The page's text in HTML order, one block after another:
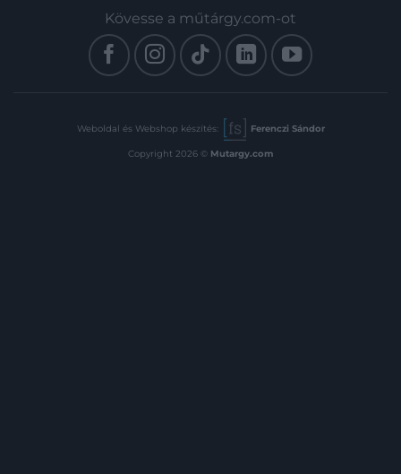
Kövesse a műtárgy.com-ot
Weboldal és Webshop készítés: Ferenczi Sándor
Copyright 2026 © Mutargy.com